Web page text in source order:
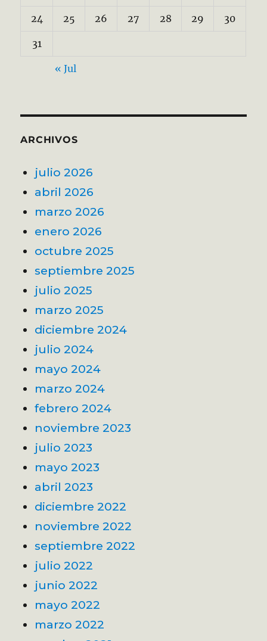
24 25 26 27 28 29 30
31
« Jul
ARCHIVOS
julio 2026
abril 2026
marzo 2026
enero 2026
octubre 2025
septiembre 2025
julio 2025
marzo 2025
diciembre 2024
julio 2024
mayo 2024
marzo 2024
febrero 2024
noviembre 2023
julio 2023
mayo 2023
abril 2023
diciembre 2022
noviembre 2022
septiembre 2022
julio 2022
junio 2022
mayo 2022
marzo 2022